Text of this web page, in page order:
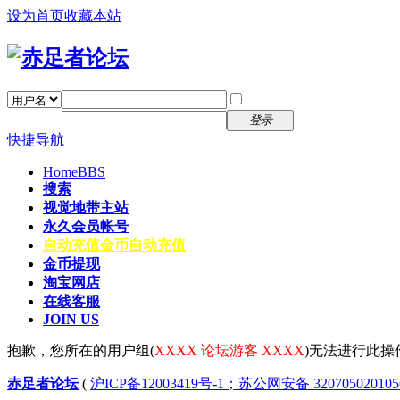
设为首页收藏本站
登录
快捷导航
HomeBBS
搜索
视觉地带主站
永久会员帐号
自动充值金币自动充值
金币提现
淘宝网店
在线客服
JOIN US
抱歉，您所在的用户组(XXXX 论坛游客 XXXX)无法进行此操
赤足者论坛( 沪ICP备12003419号-1；苏公网安备